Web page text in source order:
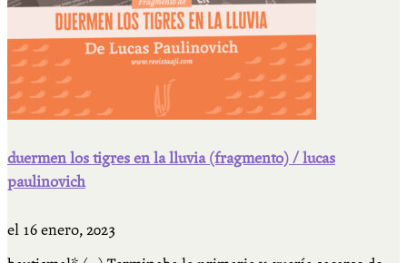
duermen los tigres en la lluvia (fragmento) / lucas
paulinovich
el 16 enero, 2023